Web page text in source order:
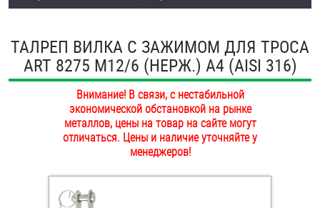
СКИДКИ
ОПТ
ПОКУПАТЕЛЯМ
ОПЛАТА И ДОСТАВКА
НАШИ МАГАЗИНЫ
Анкеры
Антивандальный крепёж, инструмент
Болты и винты
Втулки
Дюбели
ТАЛРЕП ВИЛКА С ЗАЖИМОМ ДЛЯ ТРОСА
ART 8275 М12/6 (НЕРЖ.) A4 (AISI 316)
Внимание! В связи, с нестабильной
экономической обстановкой на рынке
металлов, цены на товар на сайте могут
отличаться. Цены и наличие уточняйте у
менеджеров!